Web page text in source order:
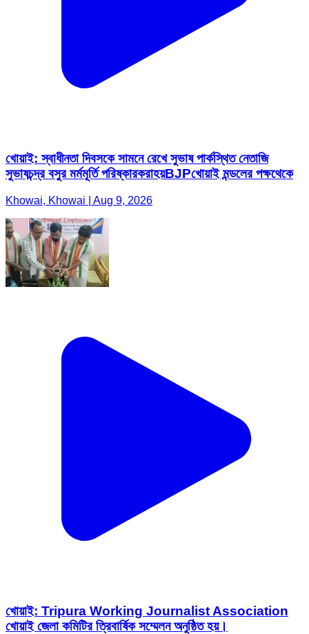
খোয়াই: স্বাধীনতা দিবসকে সামনে রেখে সুভাষ পার্কস্থিত নেতাজি
সুভাষচন্দ্র বসুর মর্মমূর্তি পরিষ্কারকরাহয়BJPখোয়াই মন্ডলের পক্ষথেকে
Khowai, Khowai | Aug 9, 2026
খোয়াই: Tripura Working Journalist Association
খোয়াই জেলা কমিটির ত্রিবার্ষিক সম্মেলন অনুষ্ঠিত হয়।